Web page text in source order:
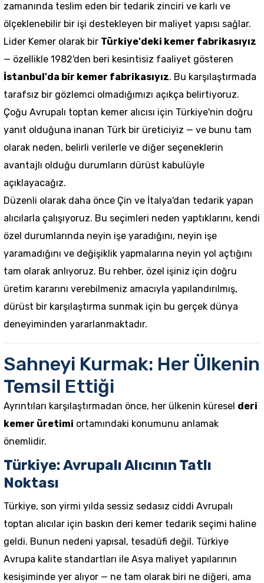
zamanında teslim eden bir tedarik zinciri ve karlı ve
ölçeklenebilir bir işi destekleyen bir maliyet yapısı sağlar.
Lider Kemer olarak bir Türkiye'deki kemer fabrikasıyız
— özellikle 1982'den beri kesintisiz faaliyet gösteren
İstanbul'da bir kemer fabrikasıyız. Bu karşılaştırmada
tarafsız bir gözlemci olmadığımızı açıkça belirtiyoruz.
Çoğu Avrupalı toptan kemer alıcısı için Türkiye'nin doğru
yanıt olduğuna inanan Türk bir üreticiyiz — ve bunu tam
olarak neden, belirli verilerle ve diğer seçeneklerin
avantajlı olduğu durumların dürüst kabulüyle
açıklayacağız.
Düzenli olarak daha önce Çin ve İtalya'dan tedarik yapan
alıcılarla çalışıyoruz. Bu seçimleri neden yaptıklarını, kendi
özel durumlarında neyin işe yaradığını, neyin işe
yaramadığını ve değişiklik yapmalarına neyin yol açtığını
tam olarak anlıyoruz. Bu rehber, özel işiniz için doğru
üretim kararını verebilmeniz amacıyla yapılandırılmış,
dürüst bir karşılaştırma sunmak için bu gerçek dünya
deneyiminden yararlanmaktadır.
Sahneyi Kurmak: Her Ülkenin
Temsil Ettiği
Ayrıntıları karşılaştırmadan önce, her ülkenin küresel deri
kemer üretimi ortamındaki konumunu anlamak
önemlidir.
Türkiye: Avrupalı Alıcının Tatlı
Noktası
Türkiye, son yirmi yılda sessiz sedasız ciddi Avrupalı
toptan alıcılar için baskın deri kemer tedarik seçimi haline
geldi. Bunun nedeni yapısal, tesadüfi değil. Türkiye
Avrupa kalite standartları ile Asya maliyet yapılarının
kesişiminde yer alıyor — ne tam olarak biri ne diğeri, ama